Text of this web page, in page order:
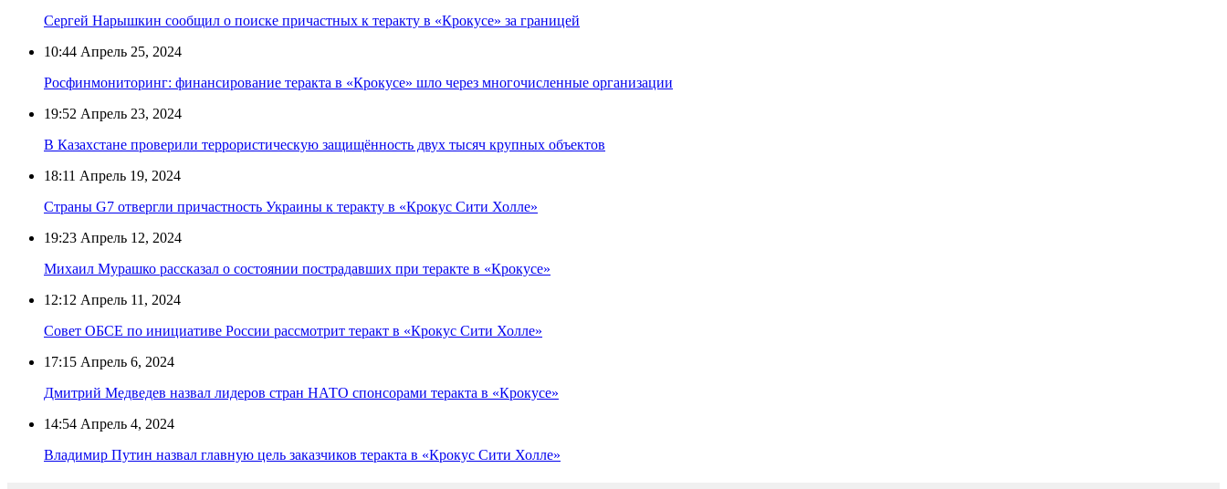
Сергей Нарышкин сообщил о поиске причастных к теракту в «Крокусе» за границей
10:44 Апрель 25, 2024
Росфинмониторинг: финансирование теракта в «Крокусе» шло через многочисленные организации
19:52 Апрель 23, 2024
В Казахстане проверили террористическую защищённость двух тысяч крупных объектов
18:11 Апрель 19, 2024
Страны G7 отвергли причастность Украины к теракту в «Крокус Сити Холле»
19:23 Апрель 12, 2024
Михаил Мурашко рассказал о состоянии пострадавших при теракте в «Крокусе»
12:12 Апрель 11, 2024
Совет ОБСЕ по инициативе России рассмотрит теракт в «Крокус Сити Холле»
17:15 Апрель 6, 2024
Дмитрий Медведев назвал лидеров стран НАТО спонсорами теракта в «Крокусе»
14:54 Апрель 4, 2024
Владимир Путин назвал главную цель заказчиков теракта в «Крокус Сити Холле»